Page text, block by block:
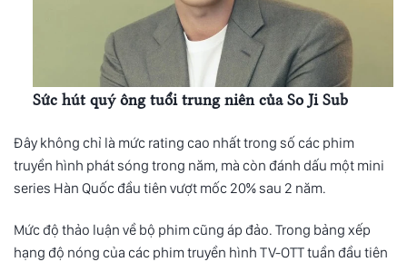
Sức hút quý ông tuổi trung niên của So Ji Sub
Đây không chỉ là mức rating cao nhất trong số các phim
truyền hình phát sóng trong năm, mà còn đánh dấu một mini
series Hàn Quốc đầu tiên vượt mốc 20% sau 2 năm.
Mức độ thảo luận về bộ phim cũng áp đảo. Trong bảng xếp
hạng độ nóng của các phim truyền hình TV-OTT tuần đầu tiên